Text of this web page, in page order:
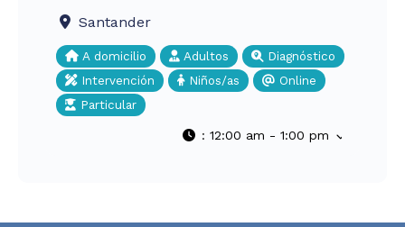
Santander
A domicilio Adultos
Diagnóstico
Intervención
Niños/as
Online
Particular
: 12:00 am - 1:00 pm